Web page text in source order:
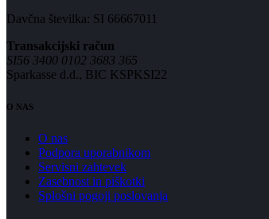
Davčna številka: SI 66667011
Transakcijski račun
SI56 3400 0102 3683 365
Sparkasse d.d., BIC KSPKSI22
O NAS
O nas
Podpora uporabnikom
Servisni zahtevek
Zasebnost in piškotki
Splošni pogoji poslovanja